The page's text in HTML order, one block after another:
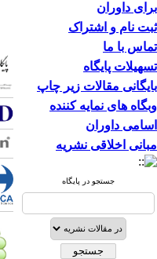
برای داوران
ثبت نام و اشتراک
تماس با ما
تسهیلات پایگاه
بایگانی مقالات زیر چاپ
وبگاه های نمایه کننده
اسامی داوران
مبانی اخلاقی نشریه
جستجو در پایگاه